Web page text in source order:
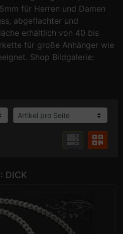
für Herren und Damen
abgeflachter und
erhältlich von 40 bis
für große Anhänger wie
Shop Bildgalerie:
DICK